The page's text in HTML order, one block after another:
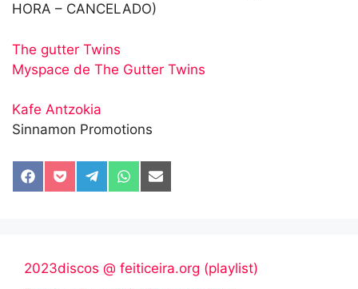
HORA – CANCELADO)
The gutter Twins
Myspace de The Gutter Twins
Kafe Antzokia
Sinnamon Promotions
Compartir
en
Compartir
en
Compartir
en
Compartir
en
Compartir
en
2023discos @ feiticeira.org (playlist)